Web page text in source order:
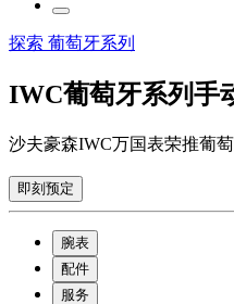
探索 葡萄牙系列
IWC葡萄牙系列手
沙夫豪森IWC万国表荣推葡
即刻预定
腕表
配件
服务